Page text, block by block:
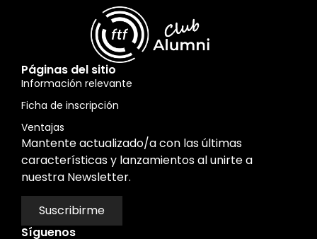
Páginas del sitio
Información relevante
Ficha de inscripción
Ventajas
Mantente actualizado/a con las últimas
características y lanzamientos al unirte a
nuestra Newsletter.
Suscribirme
Síguenos